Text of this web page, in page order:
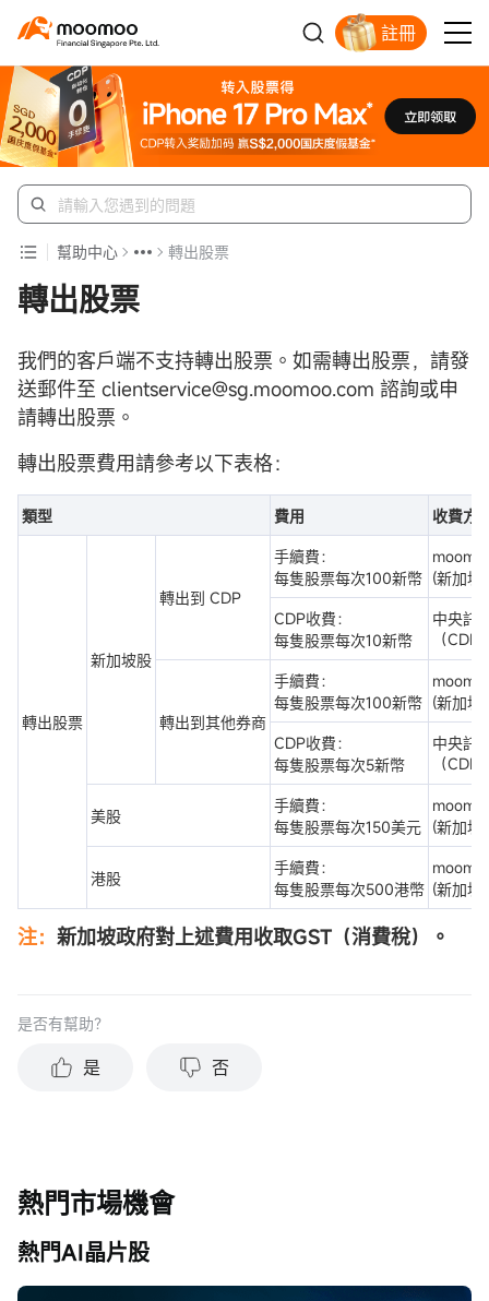
註冊
幫助中心 轉出股票
轉出股票
我們的客戶端不支持轉出股票。如需轉出股票，請發
送郵件至 clientservice@sg.moomoo.com 諮詢或申
請轉出股票。
轉出股票費用請參考以下表格：
類型 費用 收費方
轉出股票
新加坡股
轉出到 CDP
手續費：
每隻股票每次100新幣 (新加坡)
CDP收費：
每隻股票每次10新幣
中央託
（CDP
轉出到其他券商
手續費：
每隻股票每次100新幣 (新加坡)
CDP收費：
每隻股票每次5新幣
中央託
（CDP
美股
手續費：
每隻股票每次150美元 (新加坡)
港股
手續費：
每隻股票每次500港幣 (新加坡)
注： 新加坡政府對上述費用收取GST（消費稅）。
是否有幫助？
是 否
熱門市場機會
熱門AI晶片股